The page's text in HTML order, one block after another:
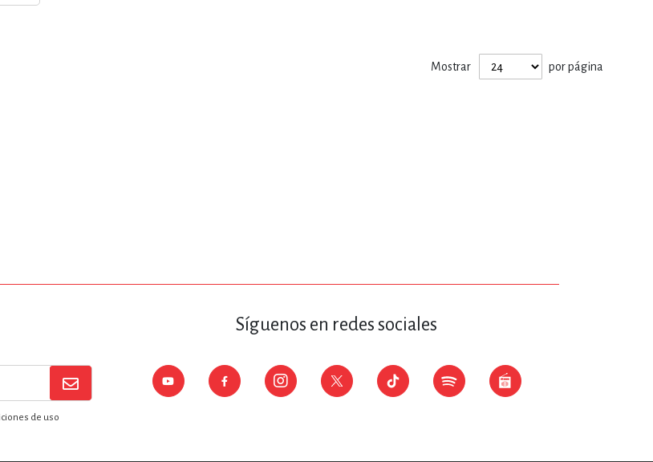
DE CÓMICS, DIBUJOS ANIMADOS
INGENIERÍA, AGRICULTURA
Mostrar por página
de uso
Síguenos en redes sociales